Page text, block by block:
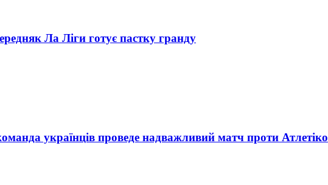
Ла Ліги готує пастку гранду
українців проведе надважливий матч проти Атлетіко